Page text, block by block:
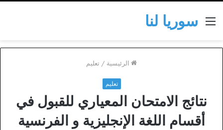
سوريا لناالقائمة
الرئيسية / تعليم
تعليم
نتائج الامتحان المعياري للقبول في
أقسام اللغة الإنجليزية و الفرنسية